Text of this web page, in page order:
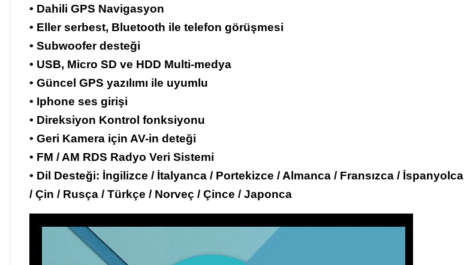
• Dahili GPS Navigasyon
• Eller serbest, Bluetooth ile telefon görüşmesi
• Subwoofer desteği
• USB, Micro SD ve HDD Multi-medya
• Güncel GPS yazılımı ile uyumlu
• Iphone ses girişi
• Direksiyon Kontrol fonksiyonu
• Geri Kamera için AV-in deteği
• FM / AM RDS Radyo Veri Sistemi
• Dil Desteği: İngilizce / İtalyanca / Portekizce / Almanca / Fransızca / İspanyolca
/ Çin / Rusça / Türkçe / Norveç / Çince / Japonca